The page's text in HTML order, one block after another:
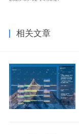
相关文章